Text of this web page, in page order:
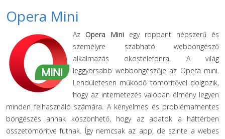
Opera Mini
Az Opera Mini egy roppant népszerű és
személyre szabható webböngésző
alkalmazás okostelefonra. A világ
leggyorsabb webböngészője az Opera mini.
Lendületesen működő tömörítővel dolgozik,
hogy az internetezés valóban élmény legyen
minden felhasználó számára. A kényelmes és problémamentes
böngészés annak köszönhető, hogy az adatok a háttérben
összetömörítve futnak. Így nemcsak az app, de szinte a webes